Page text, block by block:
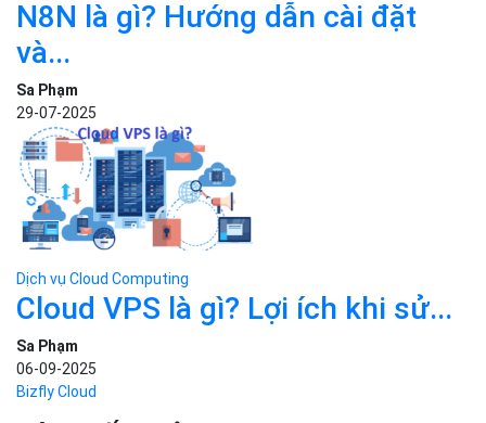
Dịch vụ Cloud Computing
Cloud VPS là gì? Lợi ích khi sử...
Sa Phạm
06-09-2025
Bizfly Cloud
BÀI VIẾT LIÊN QUAN
Danh mục
Tin công nghệ
Dịch vụ Cloud Computing
Cloud Server
Tin Tức